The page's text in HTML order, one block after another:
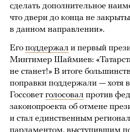
сделать дополнительное
что двери до конца не
в данном направлении».
Его поддержал и первый
Минтимер Шаймиев:
не станет!» В итоге
поправки поддержали — хотя
Госсовет голосовал против
законопроекта об отмене
и стал единственным